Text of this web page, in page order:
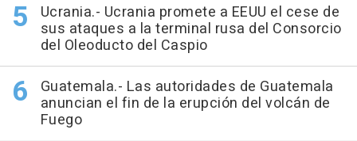
Ucrania.- Ucrania promete a EEUU el cese de
sus ataques a la terminal rusa del Consorcio
del Oleoducto del Caspio
Guatemala.- Las autoridades de Guatemala
anuncian el fin de la erupción del volcán de
Fuego